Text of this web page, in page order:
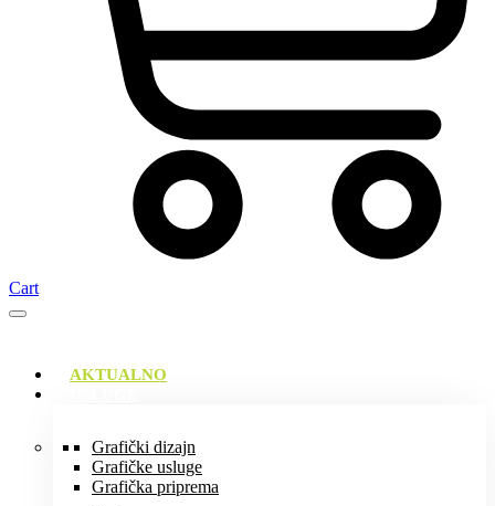
Cart
AKTUALNO
Grafički dizajn
Grafičke usluge
Grafička priprema